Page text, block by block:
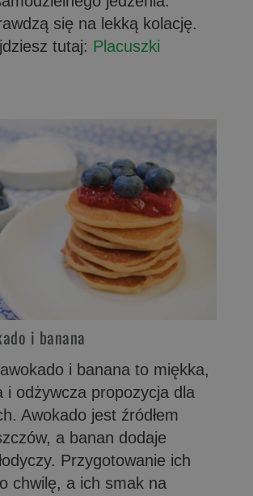
się na lekką kolację.
tutaj: Placuszki
i banana
i banana to miękka,
i odżywcza propozycja dla
Awokado jest źródłem
a banan dodaje
Przygotowanie ich
chwilę, a ich smak na